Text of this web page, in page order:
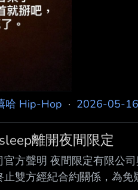
哈 Hip-Hop · 2026-05-16
離開夜間限定
官方聲明 夜間限定有限公
止雙方經紀合約關係，為